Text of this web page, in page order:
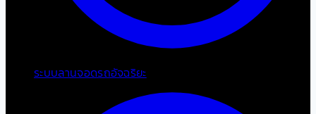
ระบบลานจอดรถอัจฉริยะ